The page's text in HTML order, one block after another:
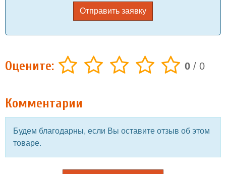
Отправить заявку
Оцените: 0 / 0
Комментарии
Будем благодарны, если Вы оставите отзыв об этом
товаре.